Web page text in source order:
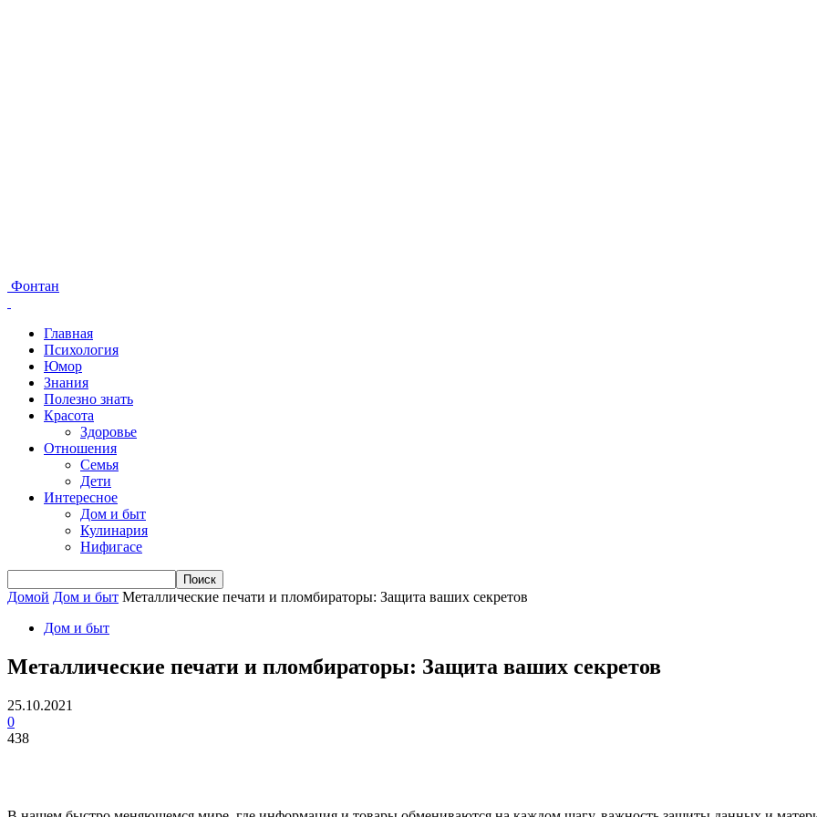
Фонтан
Главная
Психология
Юмор
Знания
Полезно знать
Красота
Здоровье
Отношения
Семья
Дети
Интересное
Дом и быт
Кулинария
Нифигасе
Домой Дом и быт Металлические печати и пломбираторы: Защита ваших секретов
Дом и быт
Металлические печати и пломбираторы: Защита ваших секретов
25.10.2021
0
438